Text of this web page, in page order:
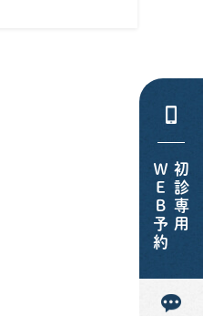
初診専用
ＷＥＢ予約